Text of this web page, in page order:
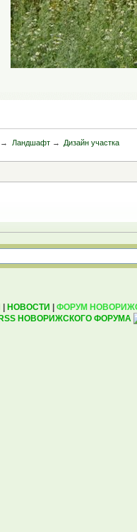
→ Ландшафт→ Дизайн участка
НОВОСТИ ФОРУМ